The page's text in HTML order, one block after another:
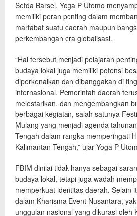
Setda Barsel, Yoga P Utomo
memiliki peran penting dalam
martabat suatu daerah maupun
perkembangan era globalisasi.
“Hal tersebut menjadi pelajaran
budaya lokal juga memiliki potensi
diperkenalkan dan dibanggakan di
internasional. Pemerintah daerah
melestarikan, dan mengembangkan
berbagai kegiatan, salah satunya
Mulang yang menjadi agenda
Tengah dalam rangka memperingati
Kalimantan Tengah,” ujar Yoga P
FBIM dinilai tidak hanya sebagai
budaya lokal, tetapi juga wadah
memperkuat identitas daerah. Selain
dalam Kharisma Event Nusantara,
unggulan nasional yang dikurasi oleh